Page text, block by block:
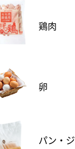
鶏肉
卵
パン・ジ